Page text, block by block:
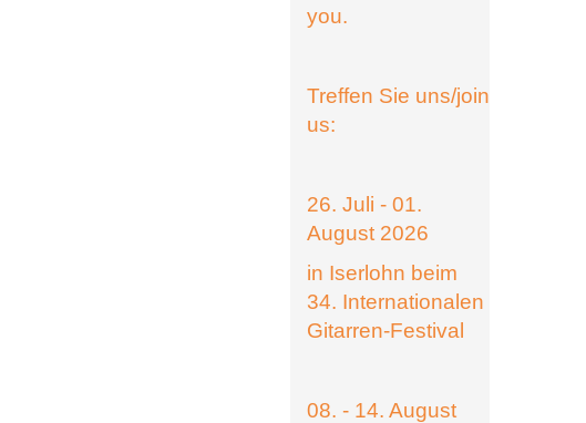
you.
Treffen Sie uns/join
us:
26. Juli - 01.
August 2026
in Iserlohn beim
34. Internationalen
Gitarren-Festival
08. - 14. August